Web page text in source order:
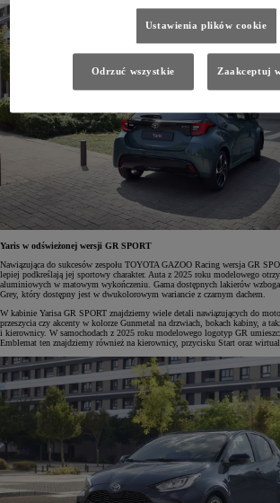
Yaris w odświeżonej wersji GR SPORT
Nawiązująca do sukcesów zespołu TOYOTA GAZOO Racing wersja GR
lepiej podkreślają jej sportowy charakter. Auta z 2025 roku modelowego
aluminiowych w matowym wykończeniu. Gama dostępnych lakierów
Grey, który dostępny jest w dwukolorowym wariancie z czarnym dachem.
W kabinie Yarisa GR SPORT znajdziemy wiele detali nawiązujących do
przeszycia czy akcenty w kolorze Gunmetal na drzwiach, bokach kabiny, a
i kierownicy. W samochodach z 2025 roku modelowego logotyp GR
Emblemat ten znajdziemy również na kierownicy, przycisku Start oraz
Ustawienia plików cookie
Odrzuć wszystkie Zaakceptuj